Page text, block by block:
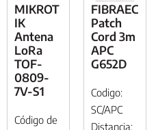
MIKROT
IK
Antena
LoRa
TOF-
0809-
7V-S1
Código de
FIBRAEC
Patch
Cord 3m
APC
G652D
Codigo:
SC/APC
Distancia: